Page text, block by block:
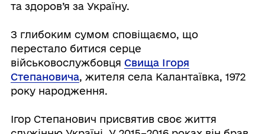
та здоров’я за Україну.
З глибоким сумом сповіщаємо, що
перестало битися серце
військовослужбовця Свища Ігоря
Степановича, жителя села Калантаївка, 1972
року народження.
Ігор Степанович присвятив своє життя